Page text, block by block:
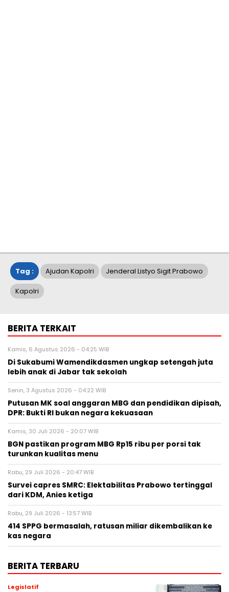
Tag : Ajudan Kapolri Jenderal Listyo Sigit Prabowo
Kapolri
BERITA TERKAIT
Kamis, 6 Agustus 2026 - 04:25 WIB
Di Sukabumi Wamendikdasmen ungkap setengah juta
lebih anak di Jabar tak sekolah
Senin, 3 Agustus 2026 - 04:22 WIB
Putusan MK soal anggaran MBG dan pendidikan dipisah,
DPR: Bukti RI bukan negara kekuasaan
Kamis, 30 Juli 2026 - 20:07 WIB
BGN pastikan program MBG Rp15 ribu per porsi tak
turunkan kualitas menu
Rabu, 29 Juli 2026 - 20:47 WIB
Survei capres SMRC: Elektabilitas Prabowo tertinggal
dari KDM, Anies ketiga
Rabu, 29 Juli 2026 - 13:57 WIB
414 SPPG bermasalah, ratusan miliar dikembalikan ke
kas negara
BERITA TERBARU
Legislatif